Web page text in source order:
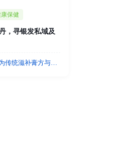
保健
，寻银发私域及
传统滋补膏方与养